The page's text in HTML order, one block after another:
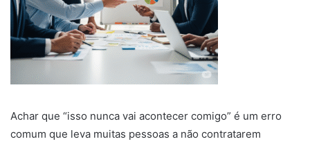
Achar que “isso nunca vai acontecer comigo” é um erro
comum que leva muitas pessoas a não contratarem